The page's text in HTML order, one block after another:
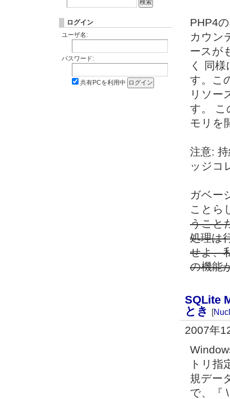
PHP4
カウン
ースが
く 同
す。こ
リソー
す。 こ
モリを
注意:
ッジコ
ガベー
ことら
うこと
処理は
せよ、
の機能
SQLite
とき
[
2007年
トリ指
規デー
で、『
ログイン
ユーザ名:
パスワード:
共有PCを利用中